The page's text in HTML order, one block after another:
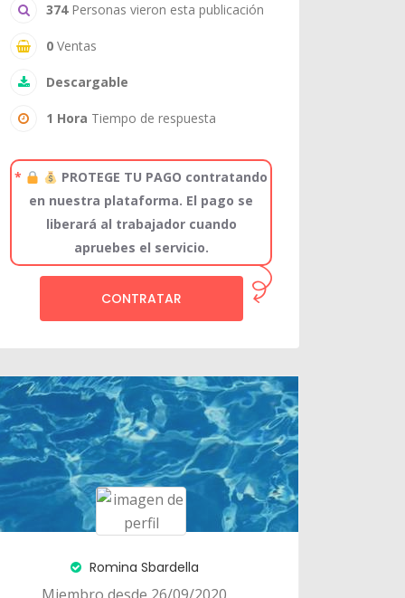
374Personas vieron esta publicación
0 Ventas
Descargable
1 Hora Tiempo de respuesta
*
PROTEGE TU PAGO contratando
en nuestra plataforma. El pago se
liberará al trabajador cuando
apruebes el servicio.
CONTRATAR
Romina Sbardella